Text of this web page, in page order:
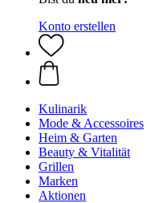
Konto erstellen
Kulinarik
Mode & Accessoires
Heim & Garten
Beauty & Vitalität
Grillen
Marken
Aktionen